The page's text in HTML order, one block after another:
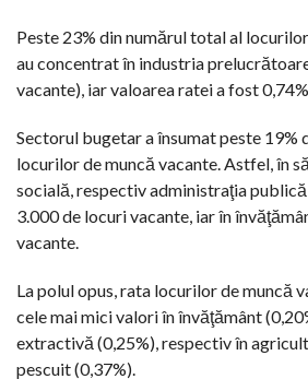
Peste 23% din numărul total al
au concentrat în industria
vacante), iar valoarea ratei a fost 0,74%.
Sectorul bugetar a însumat peste 19%
locurilor de muncă vacante. Astfel, în
socială, respectiv administraţia
3.000 de locuri vacante, iar în
vacante.
La polul opus, rata locurilor de muncă
cele mai mici valori în învăţământ
extractivă (0,25%), respectiv în
pescuit (0,37%).